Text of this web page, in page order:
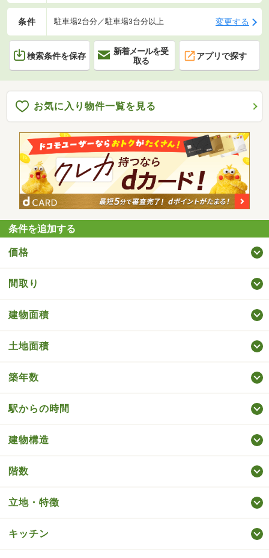
条件 駐車場2台分／駐車場3台分以上 変更する
検索条件を保存
新着メールを受
取る
アプリで探す
お気に入り物件一覧を見る
条件を追加する
価格
間取り
建物面積
土地面積
築年数
駅からの時間
建物構造
階数
立地・特徴
キッチン